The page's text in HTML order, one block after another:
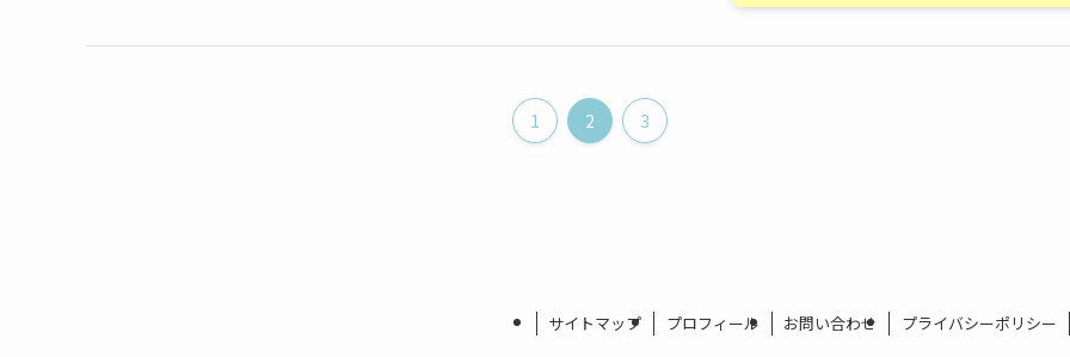
1 2 3
サイトマップ プロフィール お問い合わせ プライバシーポリシー